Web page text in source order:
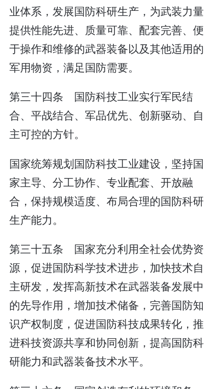
业体系，发展国防科研生产，为武装力量
提供性能先进、质量可靠、配套完善、便
于操作和维修的武器装备以及其他适用的
军用物资，满足国防需要。
第三十四条 国防科技工业实行军民结
合、平战结合、军品优先、创新驱动、自
主可控的方针。
国家统筹规划国防科技工业建设，坚持国
家主导、分工协作、专业配套、开放融
合，保持规模适度、布局合理的国防科研
生产能力。
第三十五条 国家充分利用全社会优势资
源，促进国防科学技术进步，加快技术自
主研发，发挥高新技术在武器装备发展中
的先导作用，增加技术储备，完善国防知
识产权制度，促进国防科技成果转化，推
进科技资源共享和协同创新，提高国防科
研能力和武器装备技术水平。